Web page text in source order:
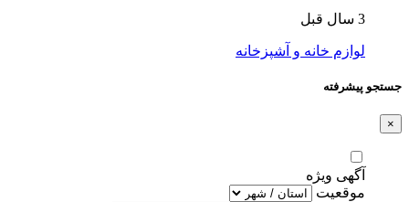
3 سال قبل
لوازم خانه و آشپزخانه
جستجو پیشرفته
×
آگهی ویژه
موقعیت